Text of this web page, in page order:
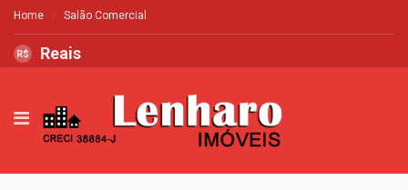
Home Salão Comercial
R$ Reais